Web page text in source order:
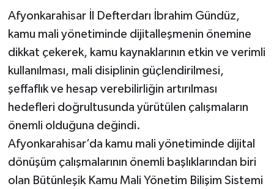
Afyonkarahisar İl Defterdarı İbrahim Gündüz,
kamu mali yönetiminde dijitalleşmenin önemine
dikkat çekerek, kamu kaynaklarının etkin ve verimli
kullanılması, mali disiplinin güçlendirilmesi,
şeffaflık ve hesap verebilirliğin artırılması
hedefleri doğrultusunda yürütülen çalışmaların
önemli olduğuna değindi.
Afyonkarahisar’da kamu mali yönetiminde dijital
dönüşüm çalışmalarının önemli başlıklarından biri
olan Bütünleşik Kamu Mali Yönetim Bilişim Sistemi